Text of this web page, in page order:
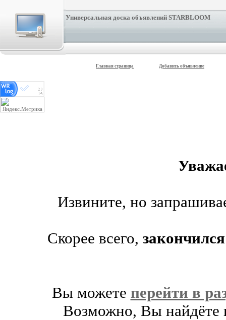
Универсальная доска объявлений STARBLOOM
Главная страница Добавить объявление
Извините, но
Скорее всего,
Вы можете перейти в
Возможно, Вы найдёте